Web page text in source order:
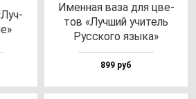
Имен­ная ва­за для цве­
тов «Луч­ший учи­тель
Рус­ско­го язы­ка»
899 руб